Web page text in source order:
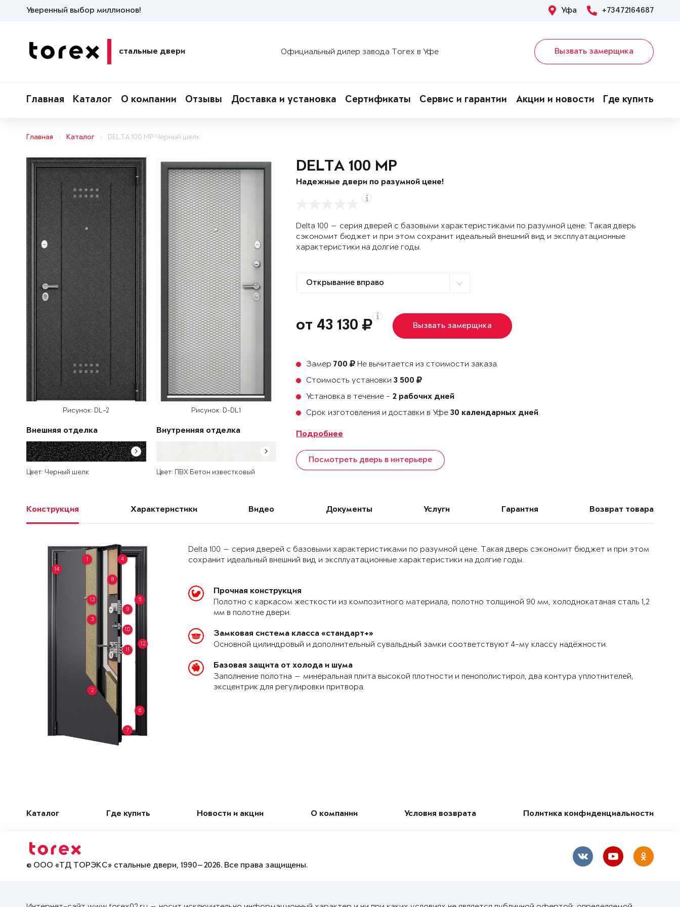
Уверенный выбор миллионов! Уфа +73472164687
стальные двери Официальный дилер завода Torex в Уфе Вызвать замерщика
Главная Каталог О компании Отзывы Доставка и установка Сертификаты Сервис и гарантии Акции и новости Где купить
Главная Каталог DELTA 100 MP Черный шелк
Рисунок: DL-2
Внешняя отделка
Цвет: Черный шелк
Рисунок: D-DL1
Внутренняя отделка
Цвет: ПВХ Бетон известковый
DELTA 100 MP
Надежные двери по разумной цене!
Delta 100 — серия дверей с базовыми характеристиками по разумной цене. Такая дверь
сэкономит бюджет и при этом сохранит идеальный внешний вид и эксплуатационные
характеристики на долгие годы.
от 43 130 Вызвать замерщика
Замер700
Не вычитается из стоимости заказа.
Стоимость установки3 500
Установка в течение - 2 рабочих дней
Срок изготовления и доставки в Уфе30 календарных дней.
Подробнее
Посмотреть дверь в интерьере
Конструкция Характеристики Видео Документы Услуги Гарантия Возврат товара
1
2
3
4
5
6
7
8
9
10
11
12
13
14
Delta 100 — серия дверей с базовыми характеристиками по разумной цене. Такая дверь сэкономит бюджет и при этом
сохранит идеальный внешний вид и эксплуатационные характеристики на долгие годы.
Прочная конструкция
Полотно с каркасом жесткости из композитного материала, полотно толщиной 90 мм, холоднокатаная сталь 1,2
мм в полотне двери.
Замковая система класса «стандарт+»
Основной цилиндровый и дополнительный сувальдный замки соответствуют 4-му классу надёжности.
Базовая защита от холода и шума
Заполнение полотна — минеральная плита высокой плотности и пенополистирол, два контура уплотнителей,
эксцентрик для регулировки притвора.
Каталог Где купить Новости и акции О компании Условия возврата Политика конфиденциальности
© ООО «ТД ТОРЭКС» стальные двери, 1990—2026. Все права защищены.